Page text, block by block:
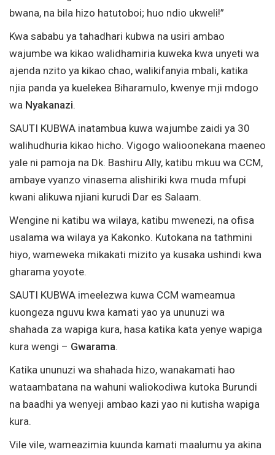
bwana, na bila hizo hatutoboi; huo ndio ukweli!”
Kwa sababu ya tahadhari kubwa na usiri ambao
wajumbe wa kikao walidhamiria kuweka kwa unyeti wa
ajenda nzito ya kikao chao, walikifanyia mbali, katika
njia panda ya kuelekea Biharamulo, kwenye mji mdogo
wa Nyakanazi.
SAUTI KUBWA inatambua kuwa wajumbe zaidi ya 30
walihudhuria kikao hicho. Vigogo walioonekana maeneo
yale ni pamoja na Dk. Bashiru Ally, katibu mkuu wa CCM,
ambaye vyanzo vinasema alishiriki kwa muda mfupi
kwani alikuwa njiani kurudi Dar es Salaam.
Wengine ni katibu wa wilaya, katibu mwenezi, na ofisa
usalama wa wilaya ya Kakonko. Kutokana na tathmini
hiyo, wameweka mikakati mizito ya kusaka ushindi kwa
gharama yoyote.
SAUTI KUBWA imeelezwa kuwa CCM wameamua
kuongeza nguvu kwa kamati yao ya ununuzi wa
shahada za wapiga kura, hasa katika kata yenye wapiga
kura wengi – Gwarama.
Katika ununuzi wa shahada hizo, wanakamati hao
wataambatana na wahuni waliokodiwa kutoka Burundi
na baadhi ya wenyeji ambao kazi yao ni kutisha wapiga
kura.
Vile vile, wameazimia kuunda kamati maalumu ya akina